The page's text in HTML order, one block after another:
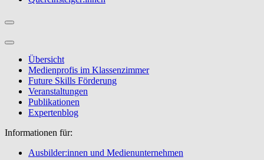
Übersicht
Medienprofis im Klassenzimmer
Future Skills Förderung
Veranstaltungen
Publikationen
Expertenblog
Informationen für:
Ausbilder:innen und Medienunternehmen